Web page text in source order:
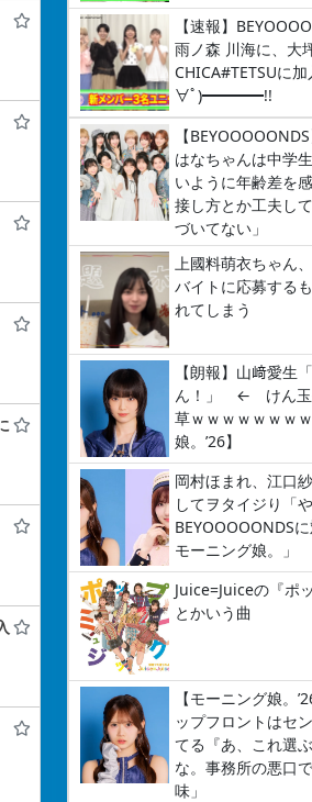
【速報】
雨ノ森 川海に、大
CHICA#TETSUに
∀ﾟ)━━━━!!
【
はなちゃんは中学
いように年齢差を
接し方とか工夫し
づいてない」
上國料萌衣ちゃん
バイトに応募する
れてしまう
【朗報】山﨑愛生
ん！」 ← けん玉
草ｗｗｗｗｗｗｗ
娘。’26】
岡村ほまれ、江口
してヲタイジり「
BEYOOOOONDS
モーニング娘。」
Juice=Juiceの『ポ
とかいう曲
【モーニング娘。
ップフロントはセ
てる『あ、これ選
な。事務所の悪口
味」